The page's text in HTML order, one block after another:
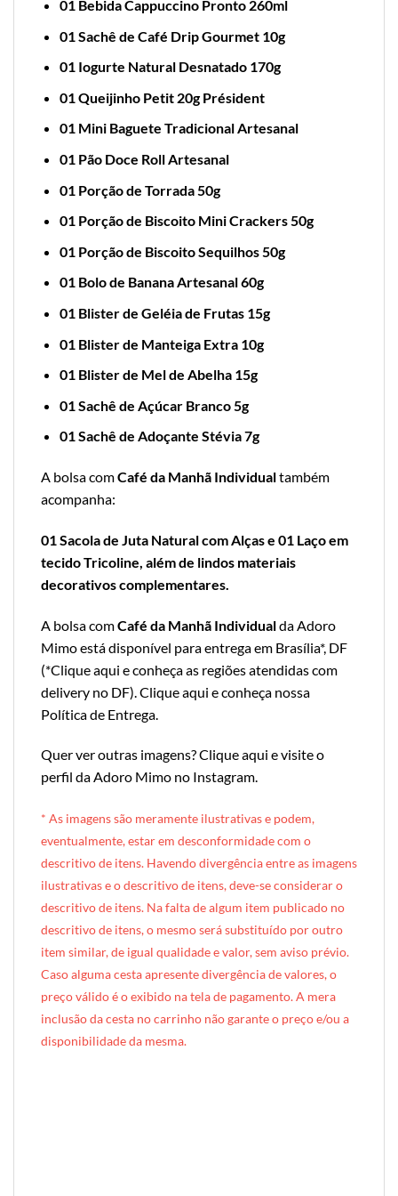
01 Bebida Cappuccino Pronto 260ml
01 Sachê de Café Drip Gourmet 10g
01 Iogurte Natural Desnatado 170g
01 Queijinho Petit 20g Président
01 Mini Baguete Tradicional Artesanal
01 Pão Doce Roll Artesanal
01 Porção de Torrada 50g
01 Porção de Biscoito Mini Crackers 50g
01 Porção de Biscoito Sequilhos 50g
01 Bolo de Banana Artesanal 60g
01 Blister de Geléia de Frutas 15g
01 Blister de Manteiga Extra 10g
01 Blister de Mel de Abelha 15g
01 Sachê de Açúcar Branco 5g
01 Sachê de Adoçante Stévia 7g
A bolsa comCafé da Manhã Individualtambém
acompanha:
01 Sacola de Juta Natural com Alças e 01 Laço em
tecido Tricoline, além de lindos materiais
decorativos complementares.
A bolsa comCafé da Manhã Individualda Adoro
Mimo está disponível para entrega em Brasília*, DF
(*Clique aqui e conheça as regiões atendidas com
delivery no DF). Clique aqui e conheça nossa
Política de Entrega
Quer ver outras imagens?Clique aqui e visite o
perfil da Adoro Mimo no Instagram.
* As imagens são meramente ilustrativas e podem,
eventualmente, estar em desconformidade com o
descritivo de itens. Havendo divergência entre as imagens
ilustrativas e o descritivo de itens, deve-se considerar o
descritivo de itens. Na falta de algum item publicado no
descritivo de itens, o mesmo será substituído por outro
item similar, de igual qualidade e valor, sem aviso prévio.
Caso alguma cesta apresente divergência de valores, o
preço válido é o exibido na tela de pagamento. A mera
inclusão da cesta no carrinho não garante o preço e/ou a
disponibilidade da mesma.